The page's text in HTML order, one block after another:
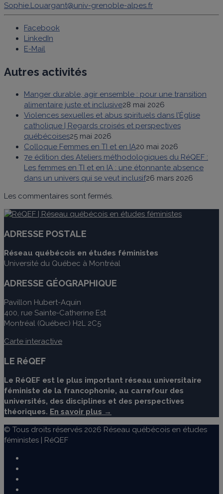
Sophie.Louargant@univ-grenoble-alpes.fr
Facebook
LinkedIn
E-Mail
Autres activités
Manger durable, agir ensemble : pour une transition
alimentaire juste et inclusive28 mai 2026
Violences sexuelles et abus spirituels dans l’Église
catholique | Regards croisés et perspectives
québécoises25 mai 2026
Colloque Femmes en TI et en IA20 mai 2026
7e édition des Ateliers méthodologiques du RéQEF :
Les femmes en TI et en IA : une étonnante absence
dans un univers qui se veut inclusif26 mars 2026
Les commentaires sont fermés.
ADRESSE POSTALE
Réseau québécois en études féministes
Université du Québec à Montréal
ADRESSE GÉOGRAPHIQUE
Pavillon Hubert-Aquin
400, rue Sainte-Catherine Est
Montréal (Québec) H2L 2C5
Carte interactive
LE RéQEF
Le RéQEF est le plus important réseau universitaire
féministe de la francophonie, au carrefour des
universités, des disciplines et des perspectives
théoriques. En savoir plus →
© Tous droits réservés 2026 Réseau québécois en études
féministes | RéQEF